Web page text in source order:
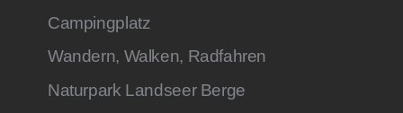
Campingplatz
Wandern, Walken, Radfahren
Naturpark Landseer Berge